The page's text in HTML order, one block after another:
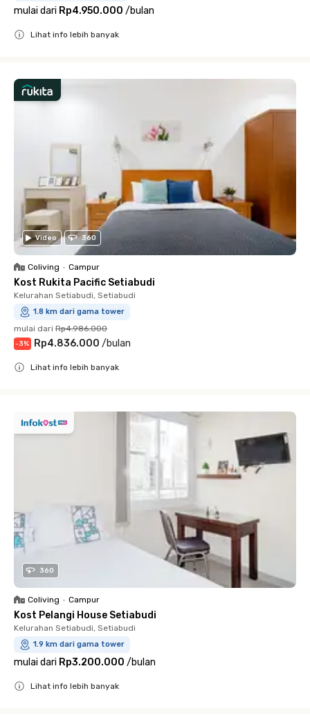
mulai dari Rp4.950.000 /bulan
Lihat info lebih banyak
Video 360
Coliving • Campur
Kost Rukita Pacific Setiabudi
Kelurahan Setiabudi, Setiabudi
1.8 km dari gama tower
mulai dari Rp4.986.000
-3% Rp4.836.000 /bulan
Lihat info lebih banyak
360
Coliving • Campur
Kost Pelangi House Setiabudi
Kelurahan Setiabudi, Setiabudi
1.9 km dari gama tower
mulai dari Rp3.200.000 /bulan
Lihat info lebih banyak